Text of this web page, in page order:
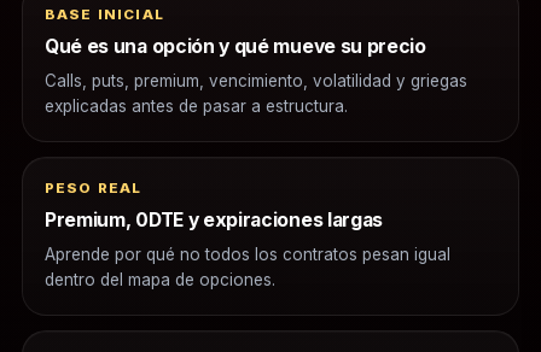
BASE INICIAL
Qué es una opción y qué mueve su precio
Calls, puts, premium, vencimiento, volatilidad y griegas
explicadas antes de pasar a estructura.
PESO REAL
Premium, 0DTE y expiraciones largas
Aprende por qué no todos los contratos pesan igual
dentro del mapa de opciones.